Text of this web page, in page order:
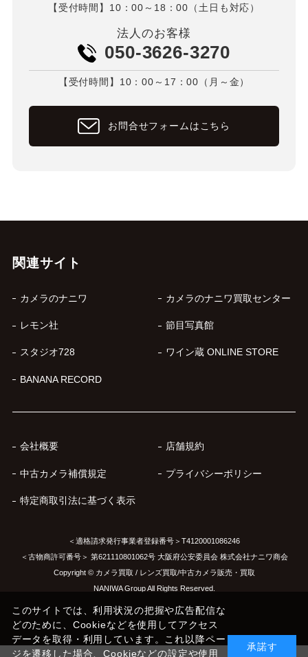
【受付時間】10：00～18：00（土日も対応）
法人のお客様
050-3626-3270
【受付時間】10：00～17：00（月～金）
お問合せフォームはこちら
関連サイト
カメラのナニワ カメラのナニワ買取センター
レモン社 節目写真館
スタジオ728 ワイン蔵 ONLINE STORE
BANANA RECORD
会社概要 店舗規約
中古カメラ補償規定 プライバシーポリシー
特定商取引法に基づく表示
＜適格請求発行事業者登録番号＞T4120001086246
＜古物商許可番号＞ 第621110801062号 大阪府公安委員会 株式会社ナニワ商会
Copyright © カメラ買取 / レンズ買取/中古カメラ販売・買取
NANIWA Group All Rights Reserved.
このサイトでは、利用状況の把握や広告配信な
どのために、Cookieなどを使用してアクセス
データを取得・利用しています。これ以降ペー
ジを遷移した場合、Cookieなどの設定や使用
承諾す